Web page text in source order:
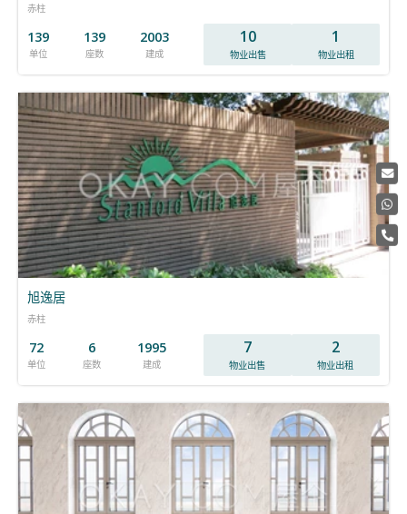
赤柱
139
单位
139
座数
2003
建成
10
物业出售
1
物业出租
旭逸居
赤柱
72
单位
6
座数
1995
建成
7
物业出售
2
物业出租